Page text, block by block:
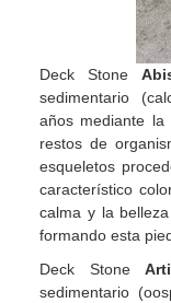
Deck Stone
sedimentario
años mediante la
restos de
esqueletos
característico
calma y la
formando esta
Deck Stone
sedimentario